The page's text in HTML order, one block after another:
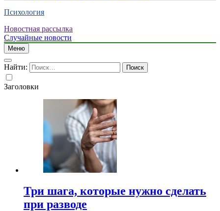
Психология
Новостная рассылка
Случайные новости
Меню
Найти:
Заголовки
Три шага, которые нужно сделать
при разводе